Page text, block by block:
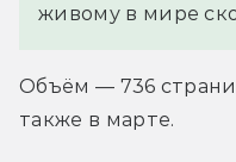
живому в мире
Объём — 736
также в марте.